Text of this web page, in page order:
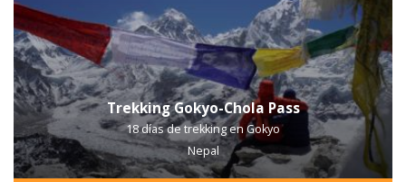
Trekking Gokyo-Chola Pass
18 días de trekking en Gokyo
Nepal